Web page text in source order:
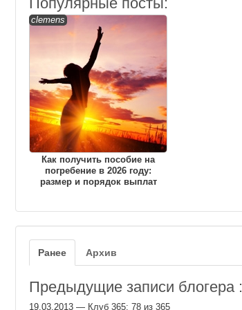
clemens
Как получить пособие на
погребение в 2026 году:
размер и порядок выплат
Ранее Архив
Предыдущие записи блогера :
19.03.2013 — Клуб 365: 78 из 365